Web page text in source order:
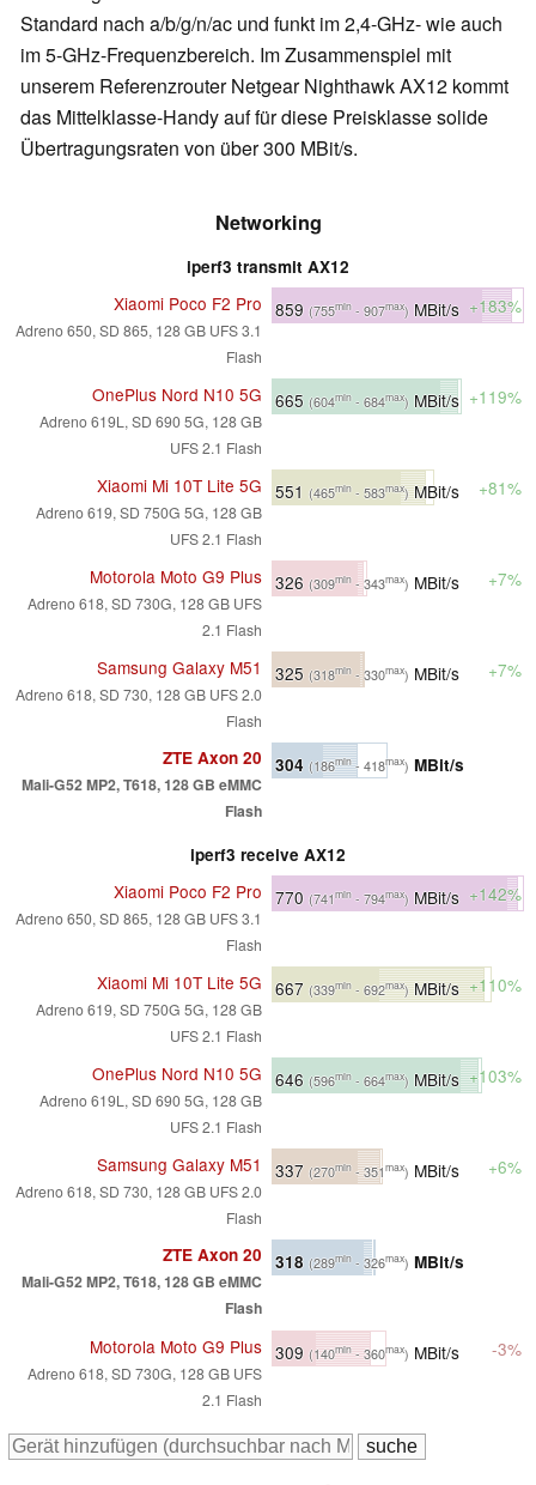
Standard nach a/b/g/n/ac und funkt im 2,4-GHz- wie auch
im 5-GHz-Frequenzbereich. Im Zusammenspiel mit
unserem Referenzrouter Netgear Nighthawk AX12 kommt
das Mittelklasse-Handy auf für diese Preisklasse solide
Übertragungsraten von über 300 MBit/s.
Networking
iperf3 transmit AX12
Xiaomi Poco F2 Pro
Adreno 650, SD 865, 128 GB UFS 3.1
Flash
859 (755min - 907max) MBit/s +183%
OnePlus Nord N10 5G
Adreno 619L, SD 690 5G, 128 GB
UFS 2.1 Flash
665 (604min - 684max) MBit/s +119%
Xiaomi Mi 10T Lite 5G
Adreno 619, SD 750G 5G, 128 GB
UFS 2.1 Flash
551 (465min - 583max)MBit/s +81%
Motorola Moto G9 Plus
Adreno 618, SD 730G, 128 GB UFS
2.1 Flash
326 (309min - 343max) MBit/s +7%
Samsung Galaxy M51
Adreno 618, SD 730, 128 GB UFS 2.0
Flash
325 (318min - 330max) MBit/s +7%
ZTE Axon 20
Mali-G52 MP2, T618, 128 GB eMMC
Flash
304 (186min- 418max) MBit/s
iperf3 receive AX12
Xiaomi Poco F2 Pro
Adreno 650, SD 865, 128 GB UFS 3.1
Flash
770 (741min - 794max) MBit/s +142%
Xiaomi Mi 10T Lite 5G
Adreno 619, SD 750G 5G, 128 GB
UFS 2.1 Flash
667 (339min - 692max)MBit/s +110%
OnePlus Nord N10 5G
Adreno 619L, SD 690 5G, 128 GB
UFS 2.1 Flash
646 (596min - 664max) MBit/s +103%
Samsung Galaxy M51
Adreno 618, SD 730, 128 GB UFS 2.0
Flash
337 (270min - 351max) MBit/s +6%
ZTE Axon 20
Mali-G52 MP2, T618, 128 GB eMMC
Flash
318 (289min - 326max) MBit/s
Motorola Moto G9 Plus
Adreno 618, SD 730G, 128 GB UFS
2.1 Flash
309 (140min- 360max) MBit/s -3%